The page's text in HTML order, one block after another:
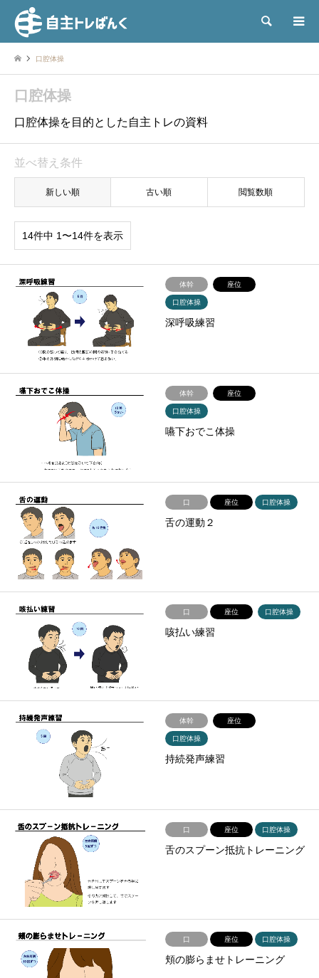
検索
口腔体操
口腔体操
口腔体操を目的とした自主トレの資料
並べ替え条件
新しい順 古い順 閲覧数順
14件中 1〜14件を表示
体幹 座位
口腔体操
深呼吸練習
体幹 座位
口腔体操
嚥下おでこ体操
口 座位 口腔体操
舌の運動２
口 座位 口腔体操
咳払い練習
体幹 座位
口腔体操
持続発声練習
口 座位 口腔体操
舌のスプーン抵抗トレーニング
口 座位 口腔体操
頬の膨らませトレーニング